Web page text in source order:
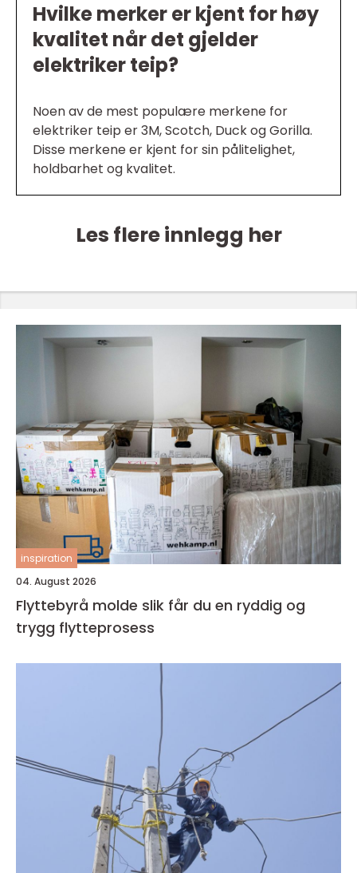
Hvilke merker er kjent for høy
kvalitet når det gjelder
elektriker teip?
Noen av de mest populære merkene for
elektriker teip er 3M, Scotch, Duck og Gorilla.
Disse merkene er kjent for sin pålitelighet,
holdbarhet og kvalitet.
Les flere innlegg her
inspiration
04. August 2026
Flyttebyrå molde slik får du en ryddig og
trygg flytteprosess